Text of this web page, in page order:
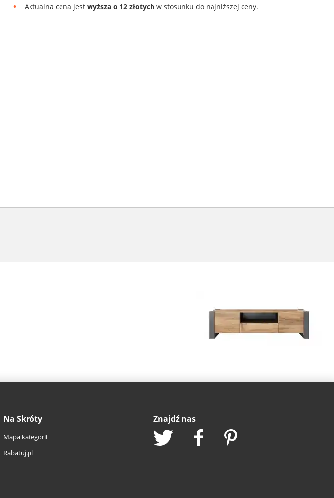
Aktualna cena jestwyższa o 12 złotych w stosunku do najniższej ceny.
Na Skróty
Mapa kategorii
Rabatuj.pl
Znajdź nas